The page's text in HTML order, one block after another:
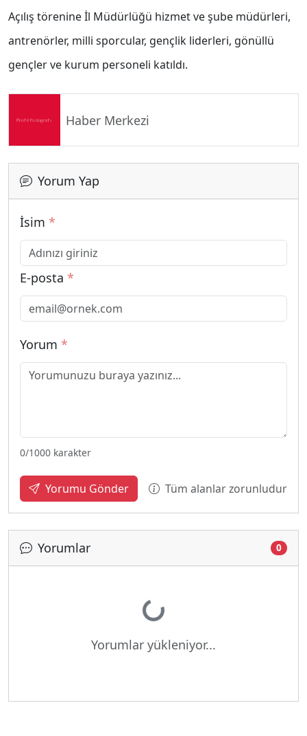
Açılış törenine İl Müdürlüğü hizmet ve şube müdürleri,
antrenörler, milli sporcular, gençlik liderleri, gönüllü
gençler ve kurum personeli katıldı.
Haber Merkezi
Yorum Yap
İsim *
E-posta *
Yorum *
0/1000 karakter
Yorumu Gönder Tüm alanlar zorunludur
Yorumlar 0
Yükleniyor...
Yorumlar yükleniyor...